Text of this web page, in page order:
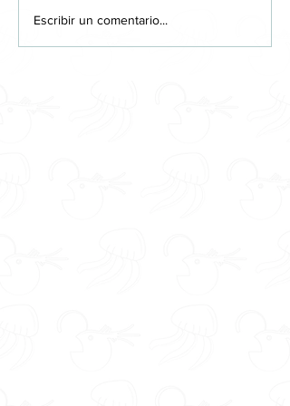
Escribir un comentario...